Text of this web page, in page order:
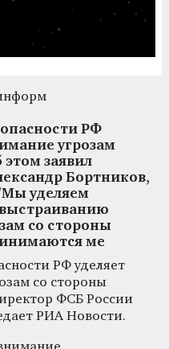
РФ
угрозам
заявил
Бортников,
уделяем
со стороны
ме
РФ уделяет
со стороны
ФСБ России
РИА Новости.